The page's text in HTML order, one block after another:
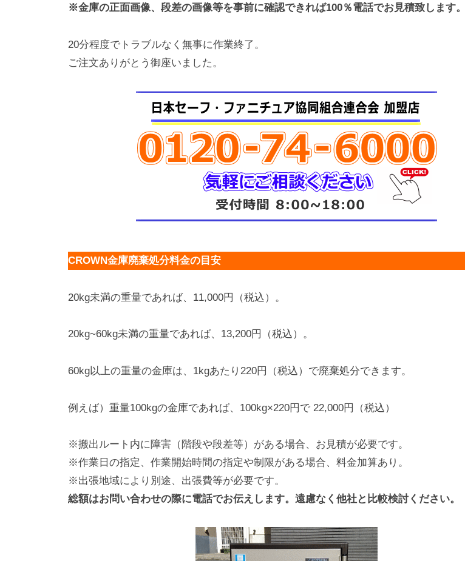
※金庫の正面画像、段差の画像等を事前に確認できれば100％電話でお見積致します。
20分程度でトラブルなく無事に作業終了。
ご注文ありがとう御座いました。
CROWN金庫廃棄処分料金の目安
20kg未満の重量であれば、11,000円（税込）。
20kg~60kg未満の重量であれば、13,200円（税込）。
60kg以上の重量の金庫は、1kgあたり220円（税込）で廃棄処分できます。
例えば）重量100kgの金庫であれば、100kg×220円で 22,000円（税込）
※搬出ルート内に障害（階段や段差等）がある場合、お見積が必要です。
※作業日の指定、作業開始時間の指定や制限がある場合、料金加算あり。
※出張地域により別途、出張費等が必要です。
総額はお問い合わせの際に電話でお伝えします。遠慮なく他社と比較検討ください。